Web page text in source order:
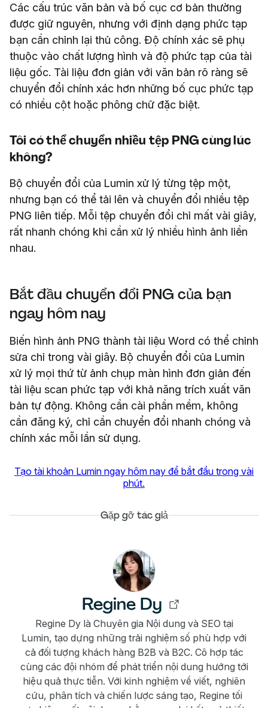
Các cấu trúc văn bản và bố cục cơ bản thường
được giữ nguyên, nhưng với định dạng phức tạp
bạn cần chỉnh lại thủ công. Độ chính xác sẽ phụ
thuộc vào chất lượng hình và độ phức tạp của tài
liệu gốc. Tài liệu đơn giản với văn bản rõ ràng sẽ
chuyển đổi chính xác hơn những bố cục phức tạp
có nhiều cột hoặc phông chữ đặc biệt.
Tôi có thể chuyển nhiều tệp PNG cùng lúc
không?
Bộ chuyển đổi của Lumin xử lý từng tệp một,
nhưng bạn có thể tải lên và chuyển đổi nhiều tệp
PNG liên tiếp. Mỗi tệp chuyển đổi chỉ mất vài giây,
rất nhanh chóng khi cần xử lý nhiều hình ảnh liền
nhau.
Bắt đầu chuyển đổi PNG của bạn
ngay hôm nay
Biến hình ảnh PNG thành tài liệu Word có thể chỉnh
sửa chỉ trong vài giây. Bộ chuyển đổi của Lumin
xử lý mọi thứ từ ảnh chụp màn hình đơn giản đến
tài liệu scan phức tạp với khả năng trích xuất văn
bản tự động. Không cần cài phần mềm, không
cần đăng ký, chỉ cần chuyển đổi nhanh chóng và
chính xác mỗi lần sử dụng.
Tạo tài khoản Lumin ngay hôm nay để bắt đầu trong vài
phút.
Gặp gỡ tác giả
Regine Dy
Regine Dy là Chuyên gia Nội dung và SEO tại
Lumin, tạo dựng những trải nghiệm số phù hợp với
cả đối tượng khách hàng B2B và B2C. Cô hợp tác
cùng các đội nhóm để phát triển nội dung hướng tới
hiệu quả thực tiễn. Với kinh nghiệm về viết, nghiên
cứu, phân tích và chiến lược sáng tạo, Regine tối